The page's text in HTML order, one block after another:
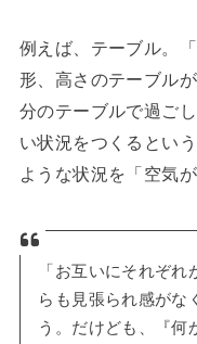
例えば、テーブル。
形、高さのテーブル
分のテーブルで過ご
い状況をつくるとい
ような状況を「空気
「お互いにそれぞ
らも見張られ感がな
う。だけども、『何